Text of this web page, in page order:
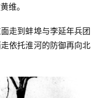
维。
走到蚌埠与李延年兵团
依托淮河的防御再向北